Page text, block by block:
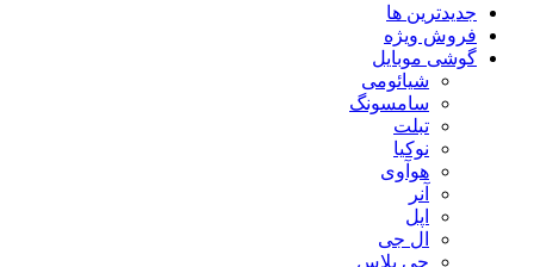
جدیدترین ها
فروش ویژه
گوشی موبایل
شیائومی
سامسونگ
تبلت
نوکیا
هوآوی
آنر
اپل
ال جی
جی پلاس